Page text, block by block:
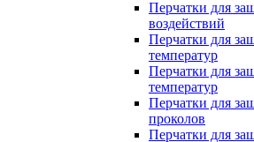
Перчатки для
воздействий
Перчатки для
температур
Перчатки для
температур
Перчатки для
проколов
Перчатки для